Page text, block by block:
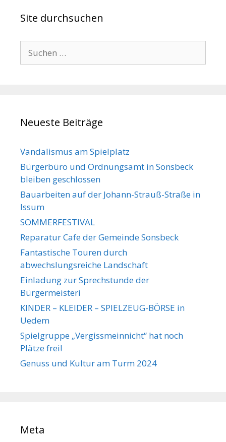
Site durchsuchen
nach:
Neueste Beiträge
Vandalismus am Spielplatz
Bürgerbüro und Ordnungsamt in Sonsbeck
bleiben geschlossen
Bauarbeiten auf der Johann-Strauß-Straße in
Issum
SOMMERFESTIVAL
Reparatur Cafe der Gemeinde Sonsbeck
Fantastische Touren durch
abwechslungsreiche Landschaft
Einladung zur Sprechstunde der
Bürgermeisteri
KINDER – KLEIDER – SPIELZEUG-BÖRSE in
Uedem
Spielgruppe „Vergissmeinnicht“ hat noch
Plätze frei!
Genuss und Kultur am Turm 2024
Meta